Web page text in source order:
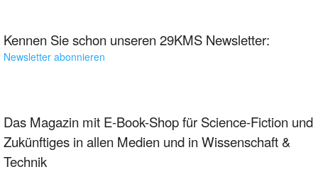
Kennen Sie schon unseren 29KMS Newsletter:
Newsletter abonnieren
Das Magazin mit E-Book-Shop für Science-Fiction und
Zukünftiges in allen Medien und in Wissenschaft &
Technik